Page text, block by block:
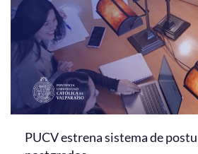
PUCV estrena sistema de